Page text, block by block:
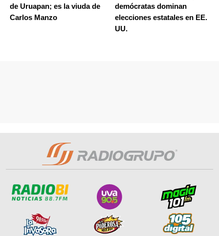
de Uruapan; es la viuda de
Carlos Manzo
demócratas dominan
elecciones estatales en EE.
UU.